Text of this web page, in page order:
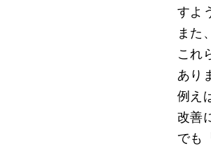
すよ
また
これ
あり
例え
改善
でも